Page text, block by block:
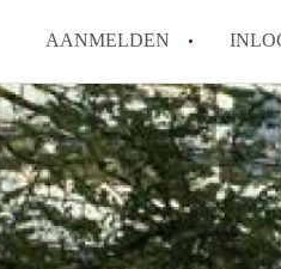
AANMELDEN